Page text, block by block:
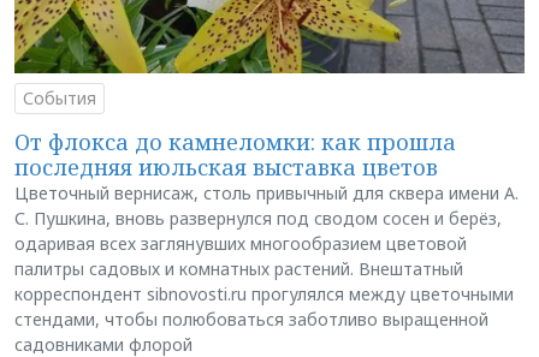
События
От флокса до камнеломки: как прошла
последняя июльская выставка цветов
Цветочный вернисаж, столь привычный для сквера имени А.
С. Пушкина, вновь развернулся под сводом сосен и берёз,
одаривая всех заглянувших многообразием цветовой
палитры садовых и комнатных растений. Внештатный
корреспондент sibnovosti.ru прогулялся между цветочными
стендами, чтобы полюбоваться заботливо выращенной
садовниками флорой